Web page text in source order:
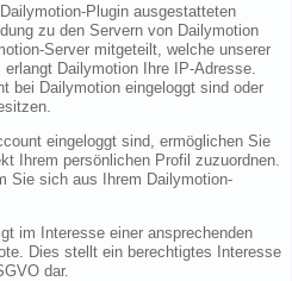
Plugin ausgestatteten
zu den Servern von Dailymotion
Server mitgeteilt, welche unserer
Dailymotion Ihre IP-Adresse.
bei Dailymotion eingeloggt sind oder
eingeloggt sind, ermöglichen Sie
Ihrem persönlichen Profil zuzuordnen.
Sie sich aus Ihrem Dailymotion-
im Interesse einer ansprechenden
Dies stellt ein berechtigtes Interesse
dar.